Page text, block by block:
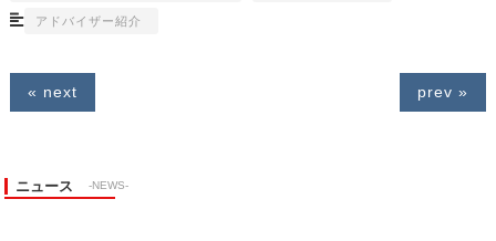
アドバイザー紹介
« next prev »
ニュース -NEWS-